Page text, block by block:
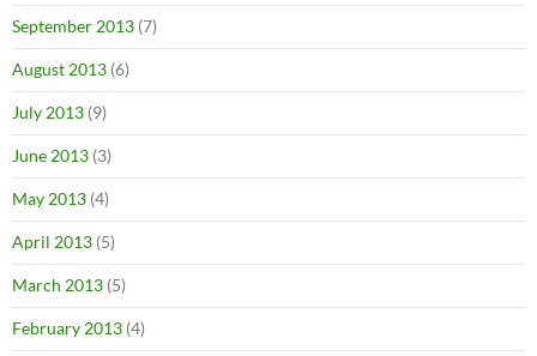
September 2013 (7)
August 2013 (6)
July 2013 (9)
June 2013 (3)
May 2013 (4)
April 2013 (5)
March 2013 (5)
February 2013 (4)